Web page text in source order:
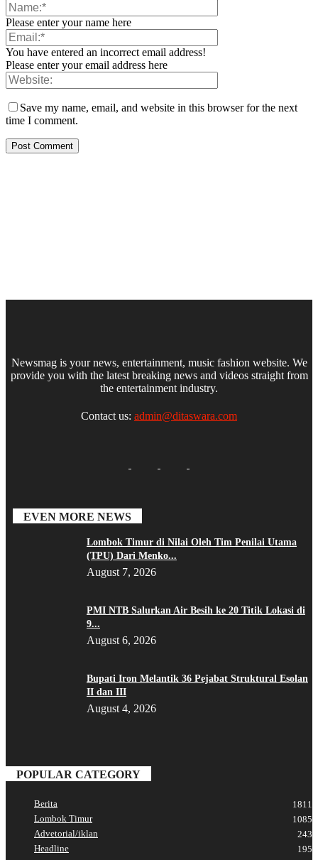
Please enter your name here
You have entered an incorrect email address!
Please enter your email address here
Save my name, email, and website in this browser for the next
time I comment.
Newsmag is your news, entertainment, music fashion website. We
provide you with the latest breaking news and videos straight from
the entertainment industry.
Contact us: admin@ditaswara.com
EVEN MORE NEWS
Lombok Timur di Nilai Oleh Tim Penilai Utama
(TPU) Dari Menko...
August 7, 2026
PMI NTB Salurkan Air Besih ke 20 Titik Lokasi di
9...
August 6, 2026
Bupati Iron Melantik 36 Pejabat Struktural Esolan
II dan III
August 4, 2026
POPULAR CATEGORY
Berita
1811
Lombok Timur
1085
Advetorial/iklan
243
Headline
195